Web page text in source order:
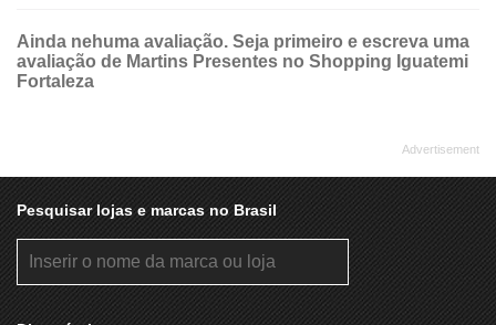
Ainda nehuma avaliação. Seja primeiro e escreva uma
avaliação de Martins Presentes no Shopping Iguatemi
Fortaleza
Pesquisar lojas e marcas no Brasil